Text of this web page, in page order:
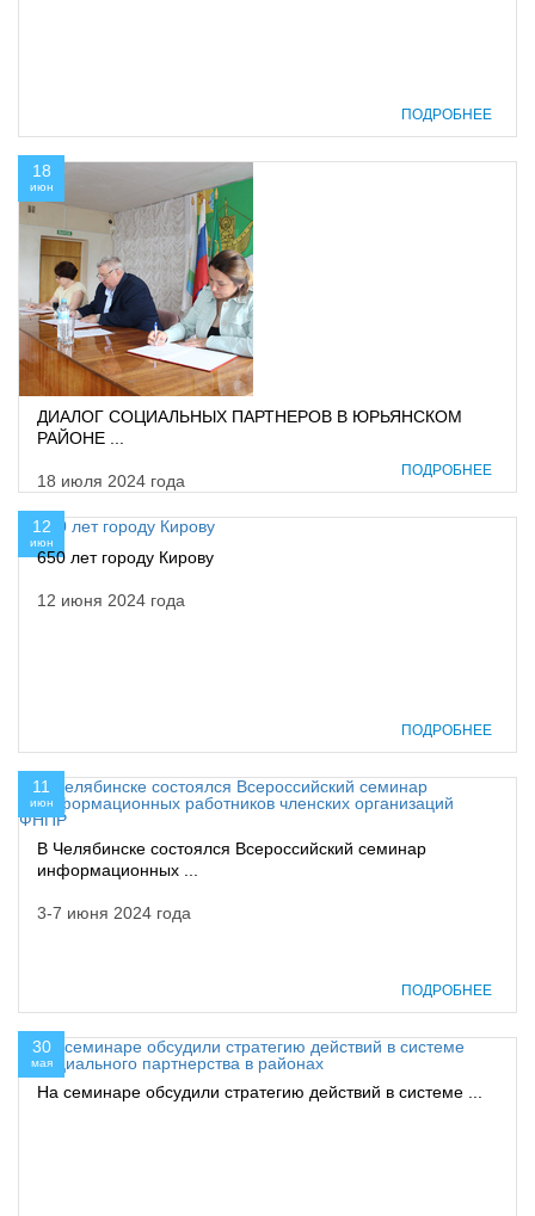
ПОДРОБНЕЕ
18
июн
ДИАЛОГ СОЦИАЛЬНЫХ ПАРТНЕРОВ В ЮРЬЯНСКОМ
РАЙОНЕ ...
18 июля 2024 года
ПОДРОБНЕЕ
12
июн
650 лет городу Кирову
12 июня 2024 года
ПОДРОБНЕЕ
11
июн
В Челябинске состоялся Всероссийский семинар
информационных ...
3-7 июня 2024 года
ПОДРОБНЕЕ
30
мая
На семинаре обсудили стратегию действий в системе ...